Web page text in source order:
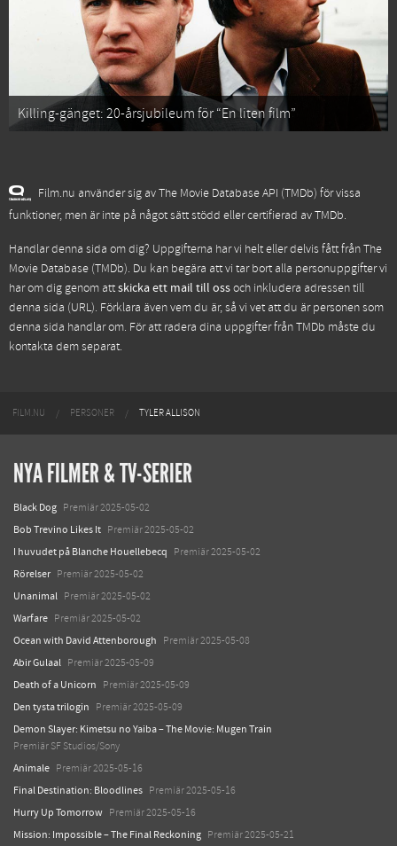
Killing-gänget: 20-årsjubileum för “En liten film”
Film.nu använder sig av The Movie Database API (TMDb) för vissa
funktioner, men är inte på något sätt stödd eller certifierad av TMDb.
Handlar denna sida om dig? Uppgifterna har vi helt eller delvis fått frånThe
Movie Database (TMDb). Du kan begära att vi tar bort alla personuppgifter vi
har om dig genom attskicka ett mail till ossoch inkludera adressen till
denna sida (URL). Förklara även vem du är, så vi vet att du är personen som
denna sida handlar om. För att radera dina uppgifter från TMDb måste du
kontakta dem separat.
FILM.NU PERSONER TYLER ALLISON
NYA FILMER & TV-SERIER
Black Dog Premiär 2025-05-02
Bob Trevino Likes It Premiär 2025-05-02
I huvudet på Blanche Houellebecq Premiär 2025-05-02
Rörelser Premiär 2025-05-02
Unanimal Premiär 2025-05-02
Warfare Premiär 2025-05-02
Ocean with David Attenborough Premiär 2025-05-08
Abir Gulaal Premiär 2025-05-09
Death of a Unicorn Premiär 2025-05-09
Den tysta trilogin Premiär 2025-05-09
Demon Slayer: Kimetsu no Yaiba – The Movie: Mugen Train
Premiär SF Studios/Sony
Animale Premiär 2025-05-16
Final Destination: Bloodlines Premiär 2025-05-16
Hurry Up Tomorrow Premiär 2025-05-16
Mission: Impossible – The Final Reckoning Premiär 2025-05-21